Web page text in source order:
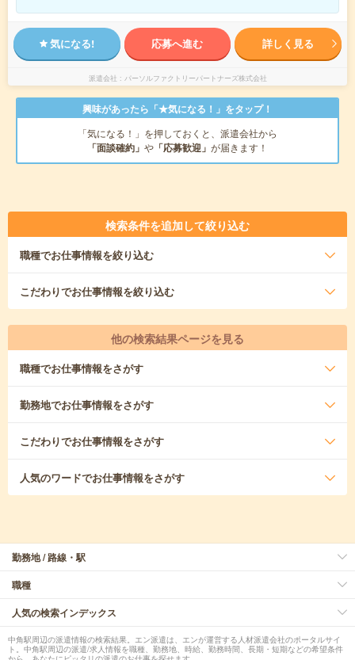
気になる! 応募へ進む 詳しく見る
派遣会社 パーソルファクトリーパートナーズ株式会社
興味があったら「★気になる！」をタップ！
「気になる！」を押しておくと、派遣会社から
「面談確約」 や 「応募歓迎」 が届きます！
検索条件を追加して絞り込む
職種でお仕事情報を絞り込む
こだわりでお仕事情報を絞り込む
他の検索結果ページを見る
職種でお仕事情報をさがす
勤務地でお仕事情報をさがす
こだわりでお仕事情報をさがす
人気のワードでお仕事情報をさがす
勤務地 / 路線・駅
職種
人気の検索インデックス
中角駅周辺の派遣情報の検索結果。エン派遣は、エンが運営する人材派遣会社のポータルサイ
ト。中角駅周辺の派遣/求人情報を職種、勤務地、時給、勤務時間、長期・短期などの希望条件